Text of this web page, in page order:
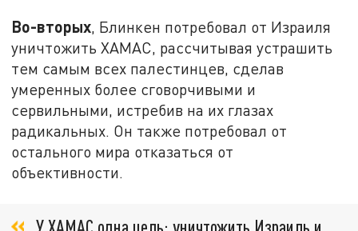
Во-вторых, Блинкен потребовал от Израиля
уничтожить ХАМАС, рассчитывая устрашить
тем самым всех палестинцев, сделав
умеренных более сговорчивыми и
сервильными, истребив на их глазах
радикальных. Он также потребовал от
остального мира отказаться от
объективности.
У ХАМАС одна цель: уничтожить Израиль и